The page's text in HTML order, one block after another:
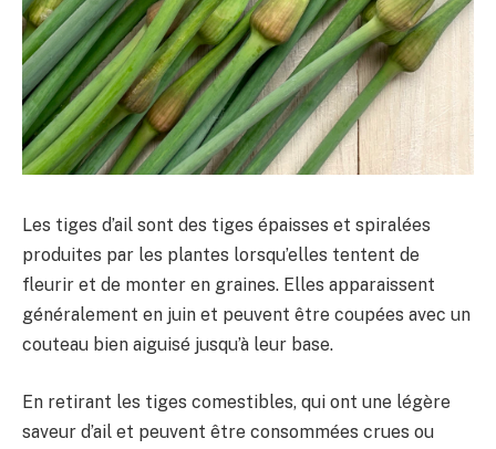
Les tiges d’ail sont des tiges épaisses et spiralées
produites par les plantes lorsqu’elles tentent de
fleurir et de monter en graines. Elles apparaissent
généralement en juin et peuvent être coupées avec un
couteau bien aiguisé jusqu’à leur base.
En retirant les tiges comestibles, qui ont une légère
saveur d’ail et peuvent être consommées crues ou